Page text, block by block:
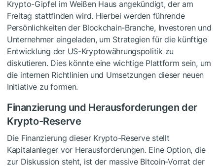
Krypto-Gipfel im Weißen Haus angekündigt, der am
Freitag stattfinden wird. Hierbei werden führende
Persönlichkeiten der Blockchain-Branche, Investoren und
Unternehmer eingeladen, um Strategien für die künftige
Entwicklung der US-Kryptowährungspolitik zu
diskutieren. Dies könnte eine wichtige Plattform sein, um
die internen Richtlinien und Umsetzungen dieser neuen
Initiative zu formen.
Finanzierung und Herausforderungen der
Krypto-Reserve
Die Finanzierung dieser Krypto-Reserve stellt
Kapitalanleger vor Herausforderungen. Eine Option, die
zur Diskussion steht, ist der massive Bitcoin-Vorrat der